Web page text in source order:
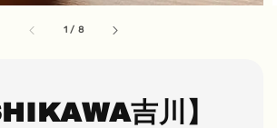
1 / 8
吉川】